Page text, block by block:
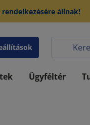
állnak!
Ügyféltér